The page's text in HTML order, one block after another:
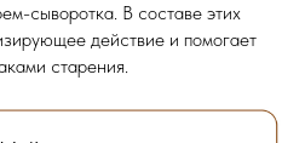
сыворотка. В составе этих
действие и помогает
старения.